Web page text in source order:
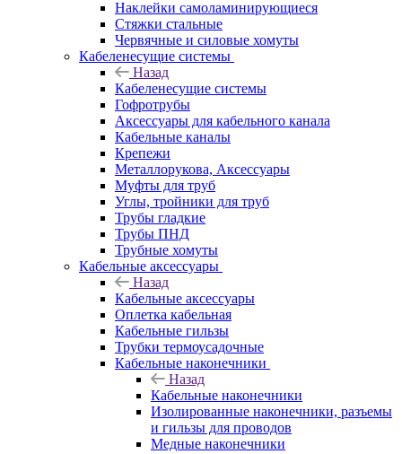
Наклейки самоламинирующиеся
Стяжки стальные
Червячные и силовые хомуты
Кабеленесущие системы
Назад
Кабеленесущие системы
Гофротрубы
Аксессуары для кабельного канала
Кабельные каналы
Крепежи
Металлорукова, Аксессуары
Муфты для труб
Углы, тройники для труб
Трубы гладкие
Трубы ПНД
Трубные хомуты
Кабельные аксессуары
Назад
Кабельные аксессуары
Оплетка кабельная
Кабельные гильзы
Трубки термоусадочные
Кабельные наконечники
Назад
Кабельные наконечники
Изолированные наконечники, разъемы
и гильзы для проводов
Медные наконечники